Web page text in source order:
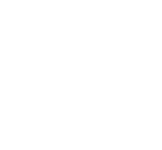
hinzufügen